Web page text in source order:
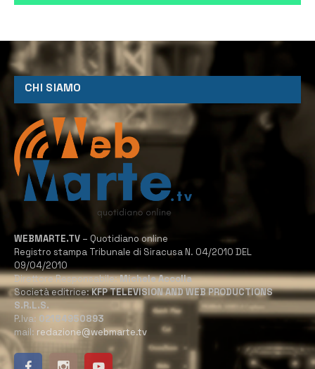
CHI SIAMO
WEBMARTE.TV – Quotidiano online
Registro stampa Tribunale di Siracusa N. 04/2010 DEL
09/04/2010
Direttore Responsabile:Michele Accolla
Società editrice:KFP TELEVISION AND WEB PRODUCTIONS
S.R.L.S.
P.Iva: 02184950893
mail: redazione@webmarte.tv